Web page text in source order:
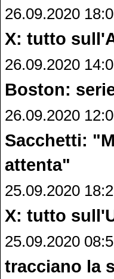
26.09.2020
X: tutto
26.09.2020
Boston:
26.09.2020
Sacchetti:
attenta"
25.09.2020
X: tutto
25.09.2020
tracciano la